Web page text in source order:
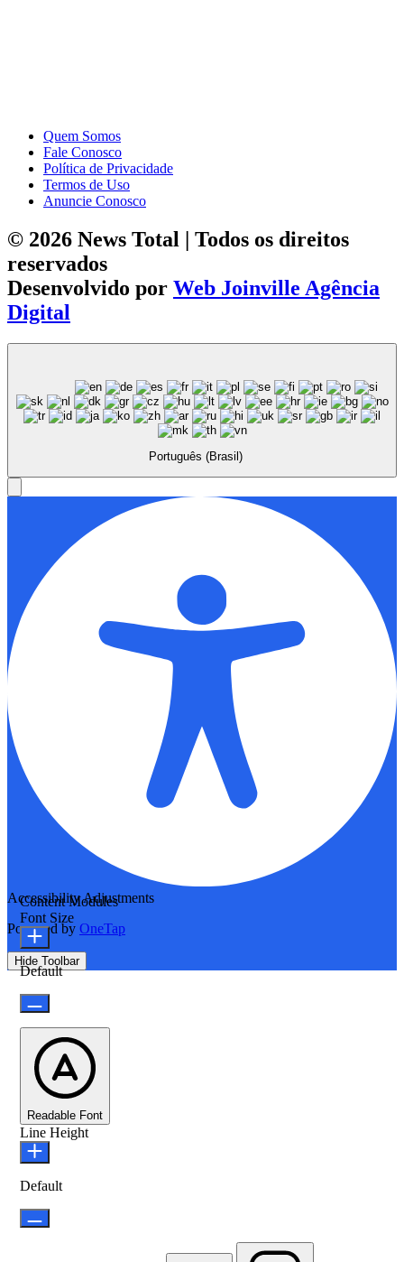
Quem Somos
Fale Conosco
Política de Privacidade
Termos de Uso
Anuncie Conosco
© 2026 News Total | Todos os direitos
reservados
Desenvolvido por Web Joinville Agência
Digital
Português (Brasil)
Accessibility Adjustments
Powered by OneTap
Hide Toolbar
Content Modules
Font Size
Default
Readable Font
Line Height
Default